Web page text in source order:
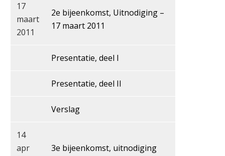
17
maart
2011
2e bijeenkomst, Uitnodiging –
17 maart 2011
Presentatie, deel I
Presentatie, deel II
Verslag
14
apr
3e bijeenkomst, uitnodiging